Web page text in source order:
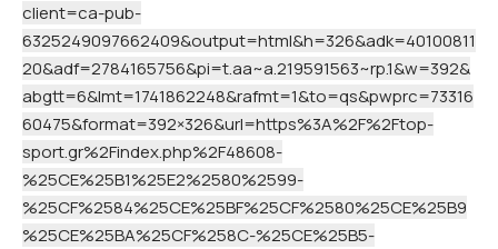
client=ca-pub-
6325249097662409&output=html&h=326&adk=40100811
20&adf=2784165756&pi=t.aa~a.219591563~rp.1&w=392&
abgtt=6&lmt=1741862248&rafmt=1&to=qs&pwprc=73316
60475&format=392×326&url=https%3A%2F%2Ftop-
sport.gr%2Findex.php%2F48608-
%25CE%25B1%25E2%2580%2599-
%25CF%2584%25CE%25BF%25CF%2580%25CE%25B9
%25CE%25BA%25CF%258C-%25CE%25B5-